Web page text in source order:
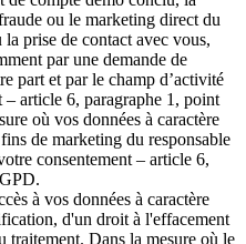
ou le marketing direct du
prise de contact avec vous,
par une demande de
part et par le champ d’activité
– article 6, paragraphe 1, point
où vos données à caractère
de marketing du responsable
consentement – article 6,
à vos données à caractère
d'un droit à l'effacement
Dans la mesure où le